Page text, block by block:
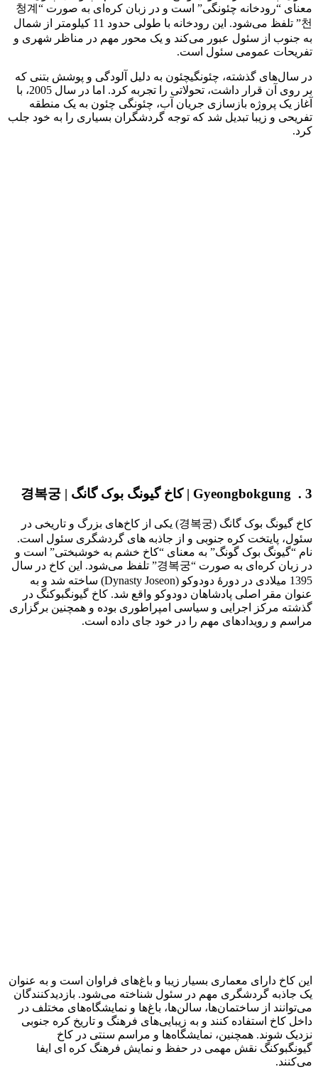
معنای “رودخانه چئونگی” است و در زبان کره‌ای به صورت “청계
천” تلفظ می‌شود. این رودخانه با طولی حدود 11 کیلومتر از شمال
به جنوب از سئول عبور می‌کند و یک محور مهم در مناظر شهری و
تفریحات عمومی سئول است.
در سال‌های گذشته، چئونگیچئون به دلیل آلودگی و پوشش بتنی که
بر روی آن قرار داشت، تحولاتی را تجربه کرد. اما در سال 2005، با
آغاز یک پروژه بازسازی جریان آب، چئونگی چئون به یک منطقه
تفریحی و زیبا تبدیل شد که توجه گردشگران بسیاری را به خود جلب
کرد.
3 . Gyeongbokgung | کاخ گیونگ بوک گانگ | 경복궁
کاخ گیونگ بوک گانگ (경복궁) یکی از کاخ‌های بزرگ و تاریخی در
سئول، پایتخت کره جنوبی و از جاذبه های گردشگری سئول است.
نام “گیونگ بوک گونگ” به معنای “کاخ خشم به خوشبختی” است و
در زبان کره‌ای به صورت “경복궁” تلفظ می‌شود. این کاخ در سال
1395 میلادی در دورهٔ دودوکو (Dynasty Joseon) ساخته شد و به
عنوان مقر اصلی پادشاهان دودوکو واقع شد. کاخ گیونگبوکنگ در
گذشته مرکز اجرایی و سیاسی امپراطوری بوده و همچنین برگزاری
مراسم و رویدادهای مهم را در خود جای داده است.
این کاخ دارای معماری بسیار زیبا و باغ‌های فراوان است و به عنوان
یک جاذبه گردشگری مهم در سئول شناخته می‌شود. بازدیدکنندگان
می‌توانند از ساختمان‌ها، سالن‌ها، باغ‌ها و نمایشگاه‌های مختلف در
داخل کاخ استفاده کنند و به زیبایی‌های فرهنگ و تاریخ کره جنوبی
نزدیک شوند. همچنین، نمایشگاه‌ها و مراسم سنتی در کاخ
گیونگبوکنگ نقش مهمی در حفظ و نمایش فرهنگ کره ای ایفا
می‌کنند.